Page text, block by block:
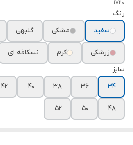
1720
رنگ
سفید
مشکی گلبهی
زرشکی کرم نسکافه ای
سایز
۳۴
۳۶ ۳۸ ۴۰ ۴۲
۴۸ ۵۰ ۵۲